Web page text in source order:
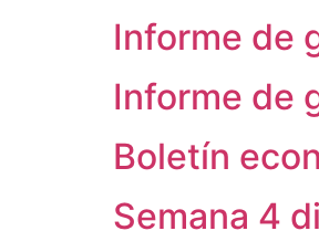
Informe de
Informe de
Boletín
Semana 4